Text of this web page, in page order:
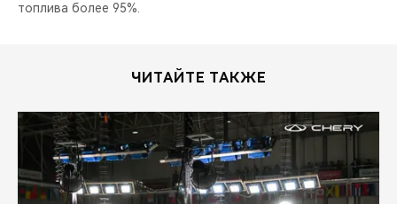
топлива более 95%.
ЧИТАЙТЕ ТАКЖЕ